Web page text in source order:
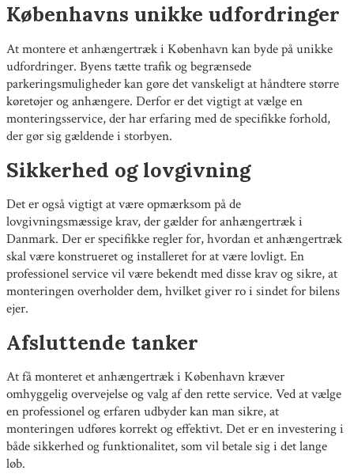
Københavns unikke udfordringer
At montere et anhængertræk i København kan byde på unikke
udfordringer. Byens tætte trafik og begrænsede
parkeringsmuligheder kan gøre det vanskeligt at håndtere større
køretøjer og anhængere. Derfor er det vigtigt at vælge en
monteringsservice, der har erfaring med de specifikke forhold,
der gør sig gældende i storbyen.
Sikkerhed og lovgivning
Det er også vigtigt at være opmærksom på de
lovgivningsmæssige krav, der gælder for anhængertræk i
Danmark. Der er specifikke regler for, hvordan et anhængertræk
skal være konstrueret og installeret for at være lovligt. En
professionel service vil være bekendt med disse krav og sikre, at
monteringen overholder dem, hvilket giver ro i sindet for bilens
ejer.
Afsluttende tanker
At få monteret et anhængertræk i København kræver
omhyggelig overvejelse og valg af den rette service. Ved at vælge
en professionel og erfaren udbyder kan man sikre, at
monteringen udføres korrekt og effektivt. Det er en investering i
både sikkerhed og funktionalitet, som vil betale sig i det lange
løb.